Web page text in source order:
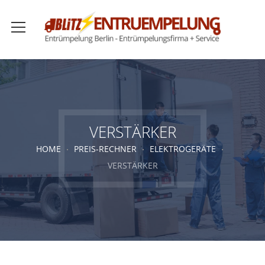
VERSTÄRKER
HOME PREIS-RECHNER
ELEKTROGERÄTE
VERSTÄRKER